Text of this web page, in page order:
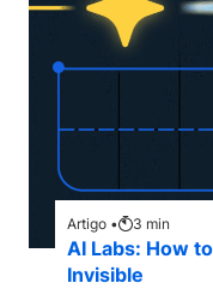
Artigo • 3 min
AI Labs: How
Invisible